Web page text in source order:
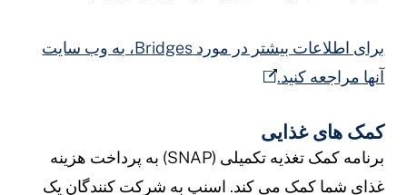
برای اطلاعات بیشتر در مورد Bridges، به وب سایت
آنها مراجعه کنید.
کمک های غذایی
برنامه کمک تغذیه تکمیلی (SNAP) به پرداخت هزینه
غذای شما کمک می کند. اسنپ به شرکت کنندگان یک